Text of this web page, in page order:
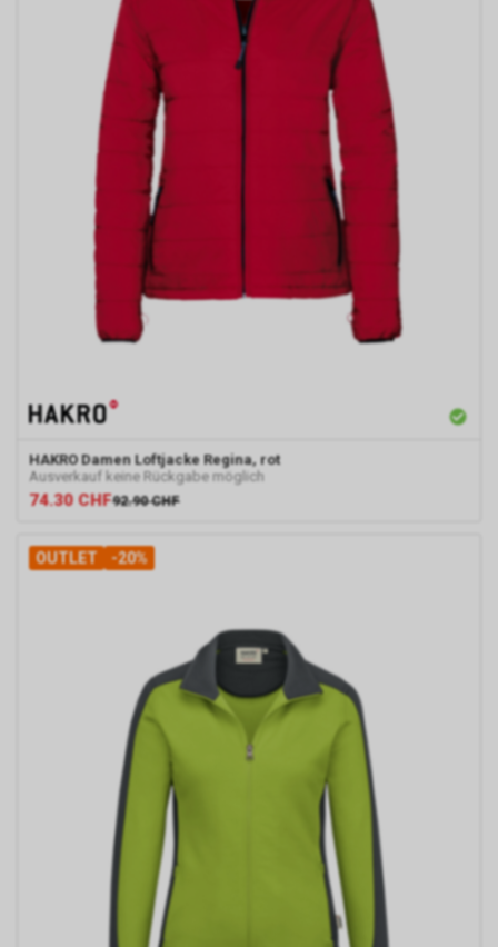
HAKRO Damen Loftjacke Regina, rot
Ausverkauf keine Rückgabe möglich
74.30 CHF92.90 CHF
OUTLET -20%
weitergegeben. Sofern Sie
anschliessend den
Internetauftritt eines Dritten
besuchen, der seinerseits
ebenfalls das Werbe-Netzwerk
von Google nutzt, werden
Werbeeinblendungen
erscheinen, die einen Bezug zu
unserem Internetauftritt bzw. zu
unseren dortigen Angeboten
Zur dauerhaften Deaktivierung
dieser Funktion bietet Google
von Cookies bestimmter
Anbieter bspw. über
Durch das sog. Cross-Device-
Marketing kann Google Ihr
Nutzungsverhalten unter
Umständen auch über mehrere
Endgeräte hinweg verfolgen,
sodass Ihnen womöglich selbst
dann interessenbezogene,
personalisierte Werbung
angezeigt wird, wenn Sie das
Endgerät wechseln. Dies setzt
allerdings voraus, dass Sie der
Browserverläufe mit Ihrem
bestehenden Google-Konto